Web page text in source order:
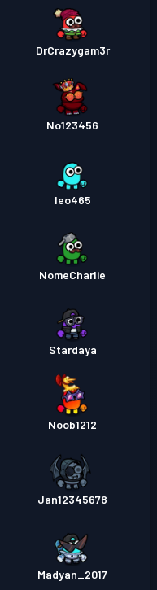
DrCrazygam3r
No123456
leo465
NomeCharlie
Stardaya
Noob1212
Jan12345678
Madyan_2017